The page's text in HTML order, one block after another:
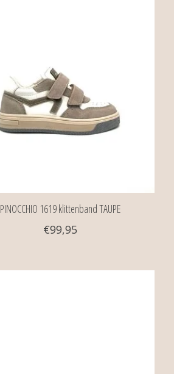
PINOCCHIO 1619 klittenband TAUPE
€99,95